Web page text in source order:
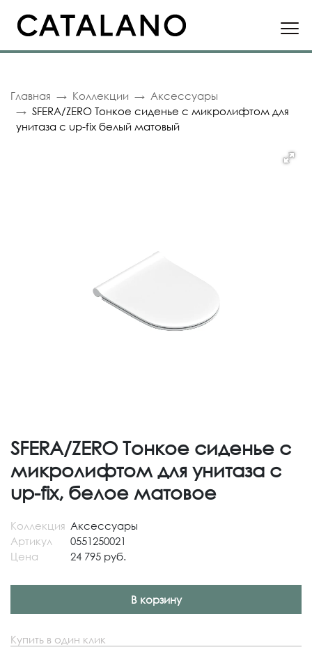
Главная Коллекции
Аксессуары
SFERA/ZERO Тонкое сиденье с микролифтом для
унитаза с up-fix белый матовый
SFERA/ZERO Тонкое сиденье с
микролифтом для унитаза с
up-fix, белое матовое
Коллекция Аксессуары
Артикул
0551250021
Цена
24 795 руб.
В корзину
Купить в один клик